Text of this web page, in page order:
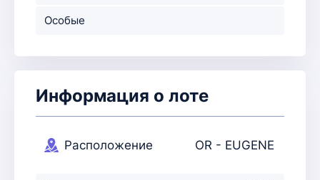
повр-ния
Особые
Информация о лоте
Расположение
OR - EUGENE